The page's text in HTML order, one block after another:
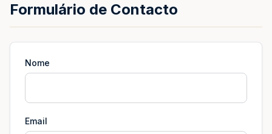
Formulário de Contacto
Nome
Email